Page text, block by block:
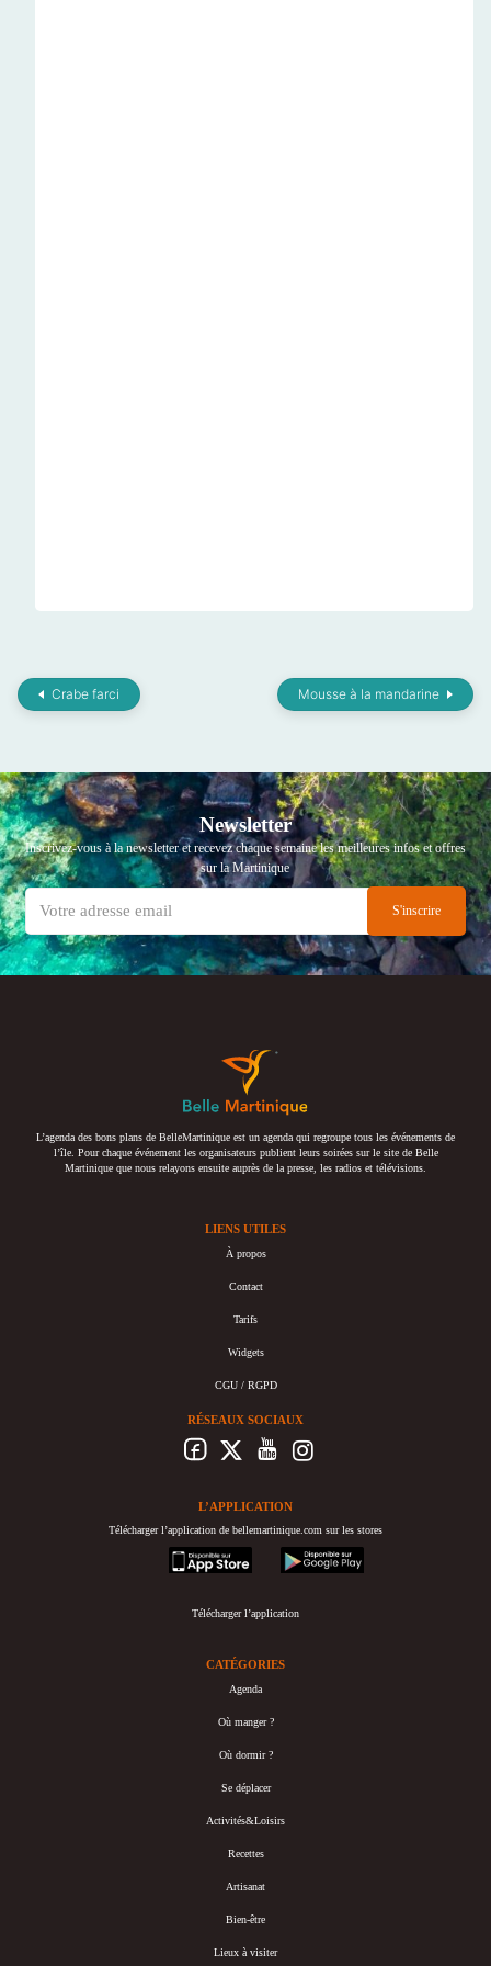
Crabe farci Mousse à la mandarine
Newsletter
Inscrivez-vous à la newsletter et recevez chaque semaine les meilleures infos et offres
sur la Martinique
L’agenda des bons plans de BelleMartinique est un agenda qui regroupe tous les événements de
l’île. Pour chaque événement les organisateurs publient leurs soirées sur le site de Belle
Martinique que nous relayons ensuite auprès de la presse, les radios et télévisions.
LIENS UTILES
À propos
Contact
Tarifs
Widgets
CGU / RGPD
RÉSEAUX SOCIAUX
L’APPLICATION
Télécharger l’application de bellemartinique.com sur les stores
appstore
googleplay
Télécharger l’application
CATÉGORIES
Agenda
Où manger ?
Où dormir ?
Se déplacer
Activités&Loisirs
Recettes
Artisanat
Bien-être
Lieux à visiter